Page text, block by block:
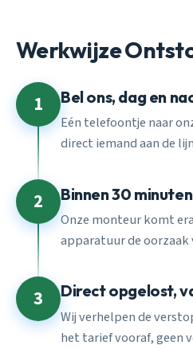
Werkwijze
1 Bel ons, dag en
Eén telefoontje naar
direct iemand aan de
2 Binnen 30
Onze monteur komt
apparatuur de oorzaak
3 Direct opgelost,
Wij verhelpen de
het tarief vooraf, geen